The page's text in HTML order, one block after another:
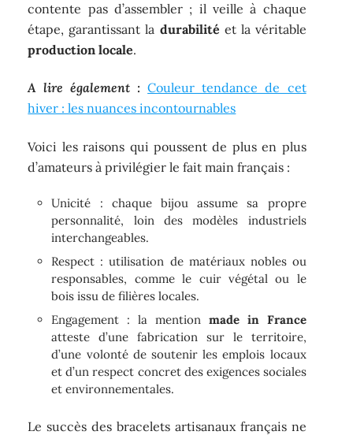
contente pas d’assembler ; il veille à chaque
étape, garantissant la durabilité et la véritable
production locale.
A lire également : Couleur tendance de cet
hiver : les nuances incontournables
Voici les raisons qui poussent de plus en plus
d’amateurs à privilégier le fait main français :
Unicité : chaque bijou assume sa propre
personnalité, loin des modèles industriels
interchangeables.
Respect : utilisation de matériaux nobles ou
responsables, comme le cuir végétal ou le
bois issu de filières locales.
Engagement : la mention made in France
atteste d’une fabrication sur le territoire,
d’une volonté de soutenir les emplois locaux
et d’un respect concret des exigences sociales
et environnementales.
Le succès des bracelets artisanaux français ne